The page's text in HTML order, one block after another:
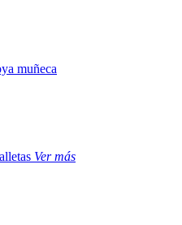
muñeca
Ver más